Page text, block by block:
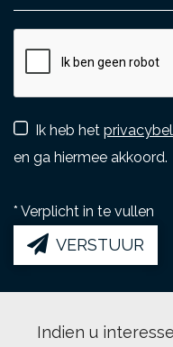
Ik heb het
en ga hiermee akkoord.
* Verplicht in te vullen
VERSTUUR
Indien u